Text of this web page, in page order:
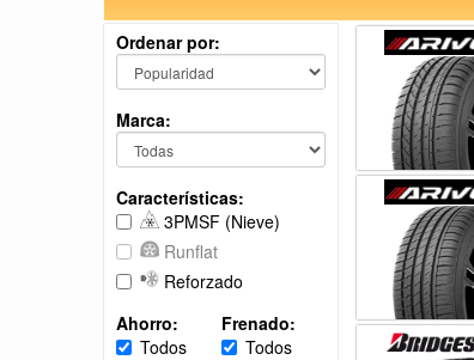
Ordenar por:
Marca:
Características:
3PMSF (Nieve)
Runflat
Reforzado
Ahorro:
Todos
Frenado:
Todos